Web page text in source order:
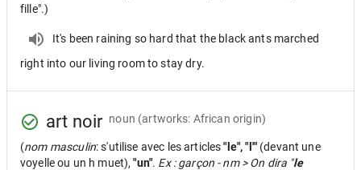
fille".)
It's been raining so hard that the black ants marched
right into our living room to stay dry.
art noir noun (artworks: African origin)
(nom masculin: s'utilise avec les articles"le", "l'" (devant une
voyelle ou un h muet),"un". Ex : garçon - nm > On dira "le